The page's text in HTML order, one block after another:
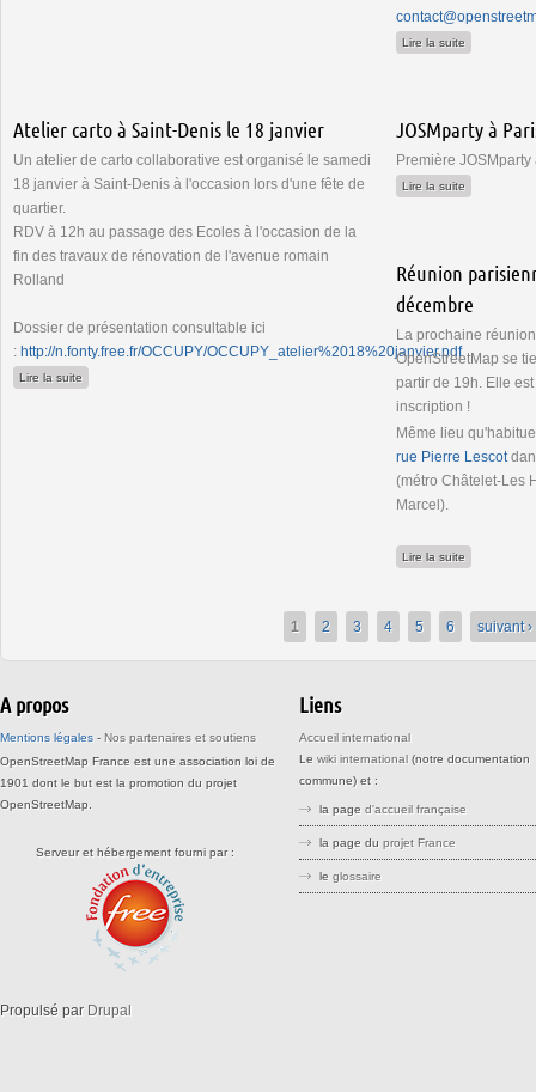
Lire la suite
Atelier carto à Saint-Denis le 18 janvier
Un atelier de carto collaborative est organisé le samedi
18 janvier à Saint-Denis à l'occasion lors d'une fête de
quartier.
RDV à 12h au passage des Ecoles à l'occasion de la
fin des travaux de rénovation de l'avenue romain
Rolland
Dossier de présentation consultable ici
: http://n.fonty.free.fr/OCCUPY/OCCUPY_atelier%2018%20janvier.pdf
Lire la suite
JOSMparty à
Première
Lire la suite
Réunion
décembre
La prochaine
OpenStreetMap se
partir de 19h. Elle
inscription !
Même lieu
rue Pierre Lescot
(métro Châtelet-Les
Marcel).
Lire la suite
1 2 3 4 5 6 suivant ›
A propos
Mentions légales - Nos partenaires et soutiens
OpenStreetMap France est une association loi de
1901 dont le but est la promotion du projet
OpenStreetMap.
Serveur et hébergement fourni par :
Propulsé par Drupal
Liens
Accueil international
Le wiki international (notre documentation
commune) et :
la page d'accueil française
la page du projet France
le glossaire